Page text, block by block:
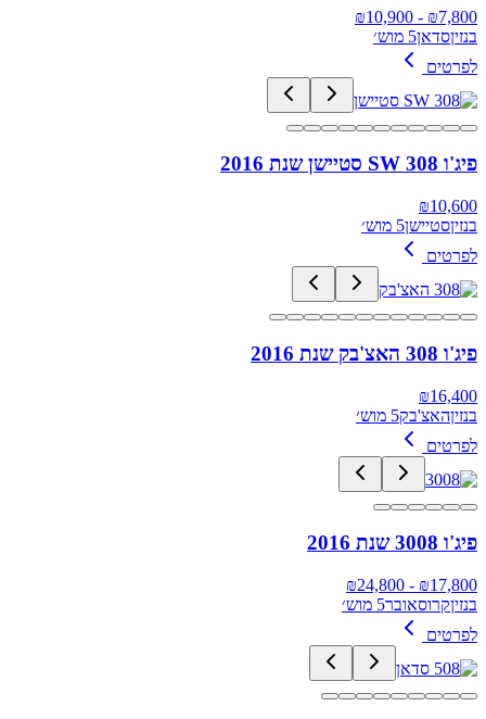
₪7,800
- ₪
10,900
בנזיןסדאן5 מוש׳
לפרטים
פיג'ו 308 SW סטיישן שנת 2016
₪10,600
בנזיןסטיישן5 מוש׳
לפרטים
פיג'ו 308 האצ'בק שנת 2016
₪16,400
בנזיןהאצ'בק5 מוש׳
לפרטים
פיג'ו 3008 שנת 2016
₪17,800
- ₪
24,800
בנזיןקרוסאובר5 מוש׳
לפרטים